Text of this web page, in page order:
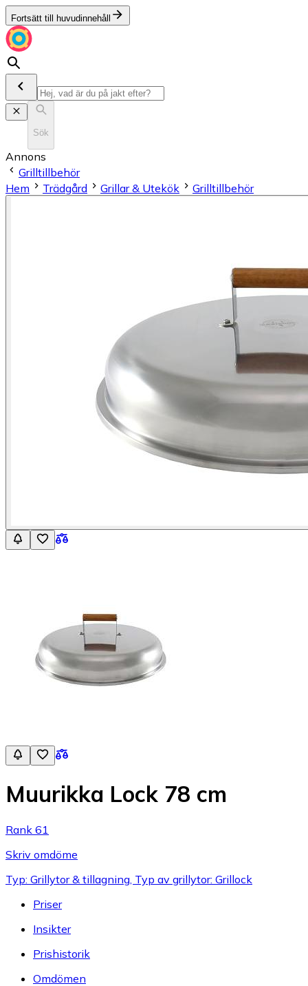
Fortsätt till huvudinnehåll
Sök
Annons
Grilltillbehör
Hem
Trädgård Grillar & Utekök Grilltillbehör
Muurikka Lock 78 cm
Rank 61
Skriv omdöme
Typ: Grillytor & tillagning, Typ av grillytor: Grillock
Priser
Insikter
Prishistorik
Omdömen